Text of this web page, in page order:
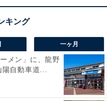
？
キャンプや車中泊、さら
して大活躍するポータ
ステムを搭載しているた
本体をフル充電できる
一ヶ月
メン」に、龍野
自動車道...